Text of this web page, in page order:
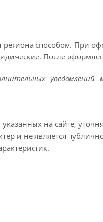
способом. При
После
указанных на сайте,
и не является